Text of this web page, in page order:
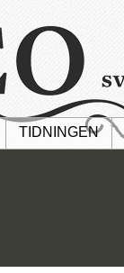
TIDNINGEN